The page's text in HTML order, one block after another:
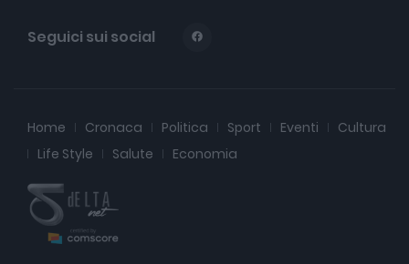
Seguici sui social
Home Cronaca Politica Sport Eventi
Cultura
Life Style
Salute Economia